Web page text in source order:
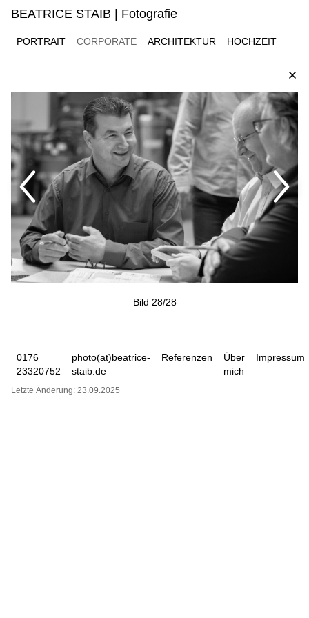
BEATRICE STAIB | Fotografie
PORTRAIT CORPORATE ARCHITEKTUR HOCHZEIT
Bild 28/28
0176
23320752
photo(at)beatrice-
staib.de
Referenzen
Über
mich
Impressum
Letzte Änderung: 23.09.2025